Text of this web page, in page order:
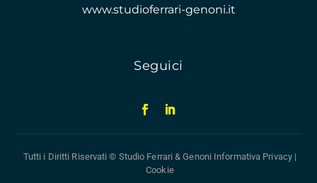
www.studioferrari-genoni.it
Seguici
Tutti i Diritti Riservati © Studio Ferrari & Genoni Informativa Privacy|
Cookie